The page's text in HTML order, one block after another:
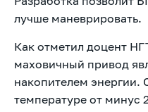
лучше маневрировать.
Как отметил доцент
маховичный привод
накопителем энергии.
температуре от минус